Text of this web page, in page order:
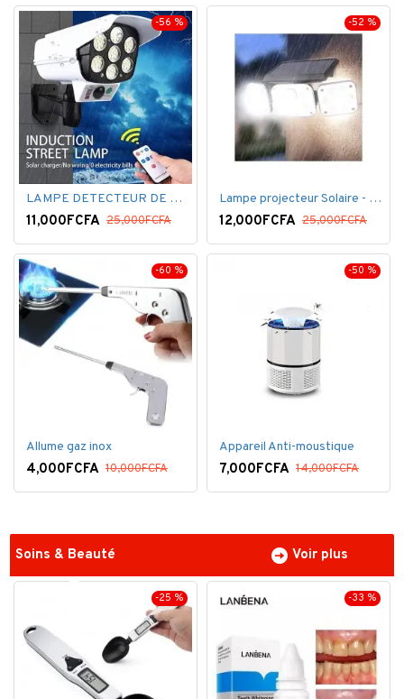
-56 %
LAMPE DETECTEUR DE MOUVEMENT SOLAR SENSOR LIGHT
11,000FCFA 25,000FCFA
-52 %
Lampe projecteur Solaire - Détecteur de mouvement - Intelligente 3 Face
12,000FCFA 25,000FCFA
-60 %
Allume gaz inox
4,000FCFA 10,000FCFA
-50 %
Appareil Anti-moustique
7,000FCFA 14,000FCFA
Soins & Beauté Voir plus
-25 % -33 %